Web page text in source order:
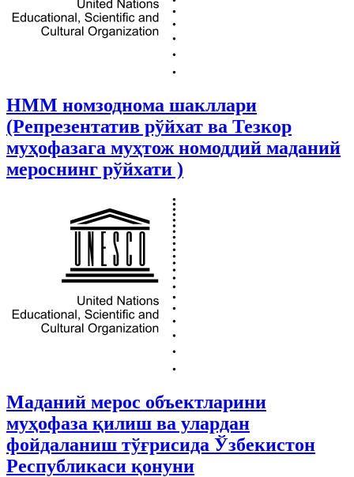
НММ номзоднома шакллари
(Репрезентатив рўйхат ва Тезкор
муҳофазага муҳтож номоддий маданий
мероснинг рўйхати )
Маданий мерос объектларини
муҳофаза қилиш ва улардан
фойдаланиш тўғрисида Ўзбекистон
Республикаси қонуни